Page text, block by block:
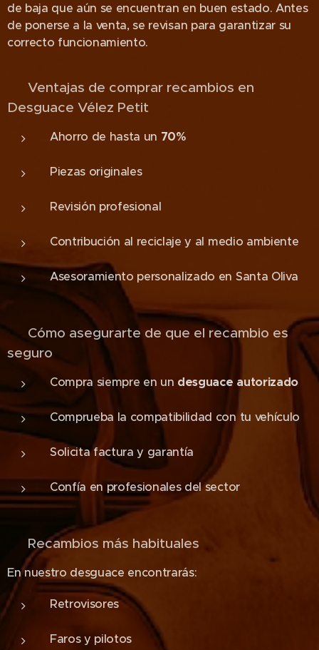
de baja que aún se encuentran en buen estado. Antes
de ponerse a la venta, se revisan para garantizar su
correcto funcionamiento.
💰 Ventajas de comprar recambios en
Desguace Vélez Petit
Ahorro de hasta un 70%
Piezas originales
Revisión profesional
Contribución al reciclaje y al medio ambiente
Asesoramiento personalizado en Santa Oliva
🔍 Cómo asegurarte de que el recambio es
seguro
Compra siempre en un desguace autorizado
Comprueba la compatibilidad con tu vehículo
Solicita factura y garantía
Confía en profesionales del sector
🛠️ Recambios más habituales
En nuestro desguace encontrarás:
Retrovisores
Faros y pilotos